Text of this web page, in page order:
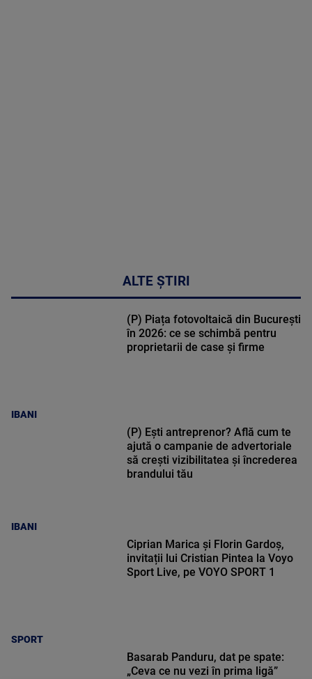
ALTE ȘTIRI
IBANI
(P) Piața fotovoltaică din București
în 2026: ce se schimbă pentru
proprietarii de case și firme
IBANI
(P) Ești antreprenor? Află cum te
ajută o campanie de advertoriale
să crești vizibilitatea și încrederea
brandului tău
SPORT
Ciprian Marica și Florin Gardoș,
invitații lui Cristian Pintea la Voyo
Sport Live, pe VOYO SPORT 1
Basarab Panduru, dat pe spate:
„Ceva ce nu vezi în prima ligă”